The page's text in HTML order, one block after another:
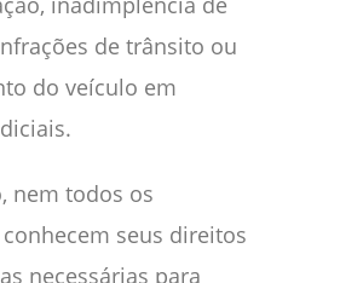
de trânsito ou
do veículo em
nem todos os
seus direitos
necessárias para